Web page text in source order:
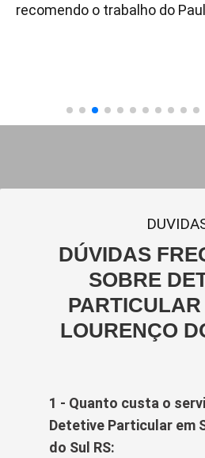
recomendo o trabalho do
DÚVIDAS
SOBRE
LOURENÇO
1 - Quanto custa o
Detetive Particular em
do Sul RS: